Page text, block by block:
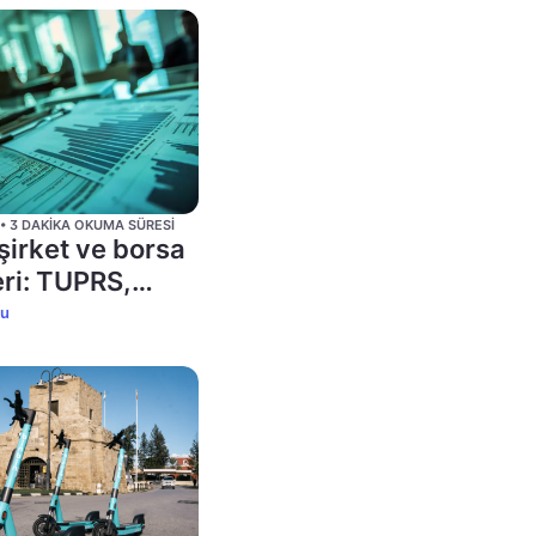
3 DAKIKA OKUMA SÜRESI
ve borsa
TUPRS,